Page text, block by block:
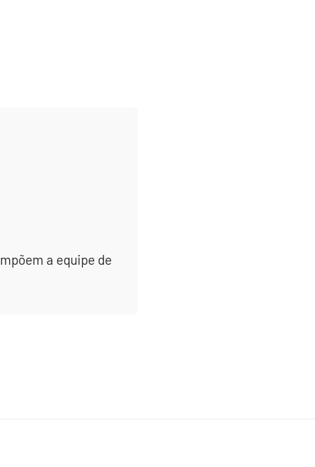
a equipe de